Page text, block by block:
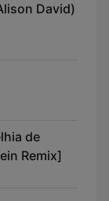
David)
de
Remix]